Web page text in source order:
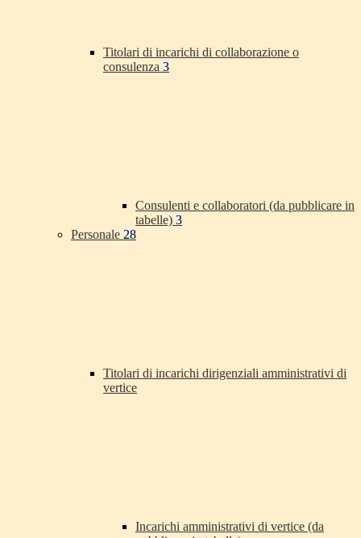
Titolari di incarichi di collaborazione o
consulenza 3
Consulenti e collaboratori (da pubblicare in
tabelle) 3
Personale 28
Titolari di incarichi dirigenziali amministrativi di
vertice
Incarichi amministrativi di vertice (da